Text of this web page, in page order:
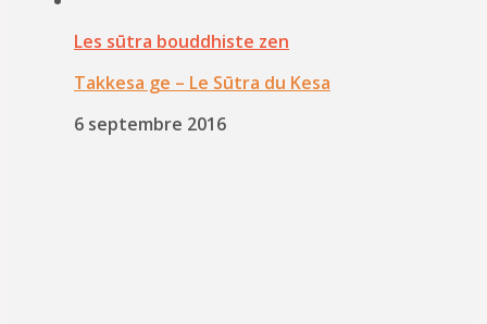
Les sūtra bouddhiste zen
Takkesa ge – Le Sūtra du Kesa
6 septembre 2016